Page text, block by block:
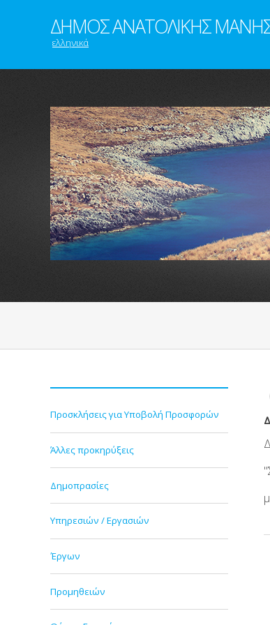
ΔΗΜΟΣ ΑΝΑΤΟΛΙΚΗΣ
ελληνικά
Προσκλήσεις για Υποβολή Προσφορών
Άλλες προκηρύξεις
Δημοπρασίες
Υπηρεσιών / Εργασιών
Έργων
Προμηθειών